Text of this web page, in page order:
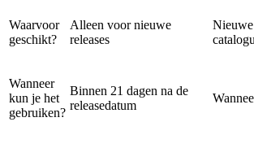
Waarvoor
geschikt?
Alleen voor nieuwe
releases
Nieuwe
Wanneer
kun je het
gebruiken?
Binnen 21 dagen na de
releasedatum